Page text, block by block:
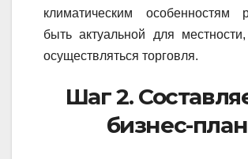
климатическим особенностям
быть актуальной для
осуществляться торговля.
Шаг 2.
бизнес-план